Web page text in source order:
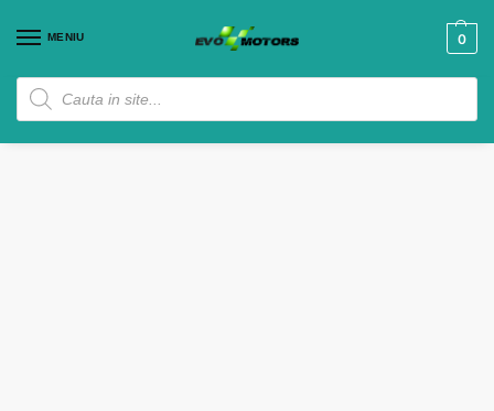
MENIU 0